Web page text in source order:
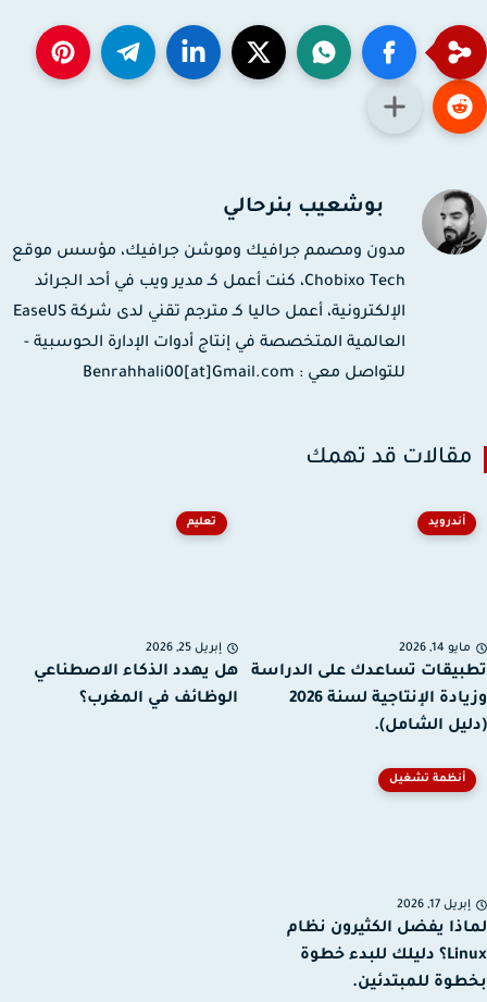
بوشعيب بنرحالي
مدون ومصمم جرافيك وموشن جرافيك، مؤسس موقع
Chobixo Tech، كنت أعمل كـ مدير ويب في أحد الجرائد
الإلكترونية، أعمل حاليا كـ مترجم تقني لدى شركة EaseUS
العالمية المتخصصة في إنتاج أدوات الإدارة الحوسبية -
للتواصل معي : Benrahhali00[at]Gmail.com
قد تهمك
أندرويد
14, 2026
تساعدك على الدراسة
وزيادة الإنتاجية لسنة 2026
الشامل).
تعليم
إبريل 25, 2026
هل يهدد الذكاء الاصطناعي
الوظائف في المغرب؟
أنظمة تشغيل
17, 2026
يفضل الكثيرون نظام
Linux؟ دليلك للبدء خطوة
للمبتدئين.